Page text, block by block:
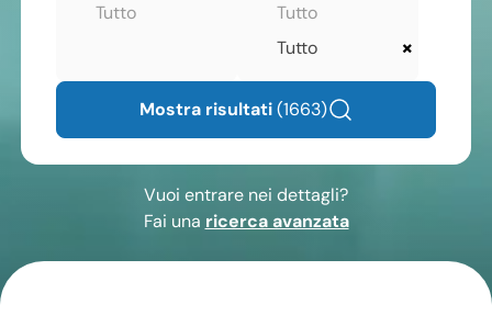
Vuoi entrare nei dettagli?
Fai una ricerca avanzata
Tutto
Tutto
×
Tutto
Mostra risultati(1663)